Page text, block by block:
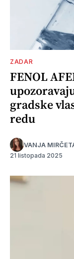
ZADAR
FENOL
gradske
redu
VANJA
21 listopada 2025